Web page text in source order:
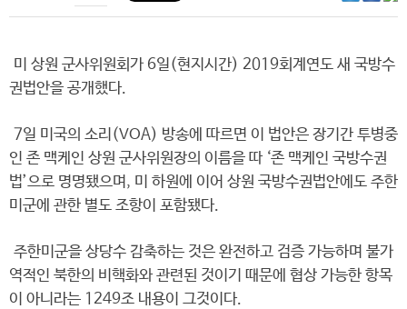
미 상원 군사위원회가 6일(현지시간) 2019회계연도 새 국방수
권법안을 공개했다.
7일 미국의 소리(VOA) 방송에 따르면 이 법안은 장기간 투병중
인 존 맥케인 상원 군사위원장의 이름을 따 ‘존 맥케인 국방수권
법’으로 명명됐으며, 미 하원에 이어 상원 국방수권법안에도 주한
미군에 관한 별도 조항이 포함됐다.
주한미군을 상당수 감축하는 것은 완전하고 검증 가능하며 불가
역적인 북한의 비핵화와 관련된 것이기 때문에 협상 가능한 항목
이 아니라는 1249조 내용이 그것이다.